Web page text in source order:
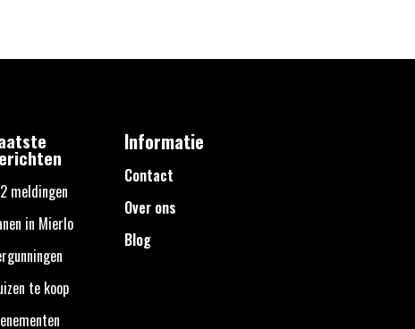
meldingen
in Mierlo
te koop
Informatie
Contact
Over ons
Blog